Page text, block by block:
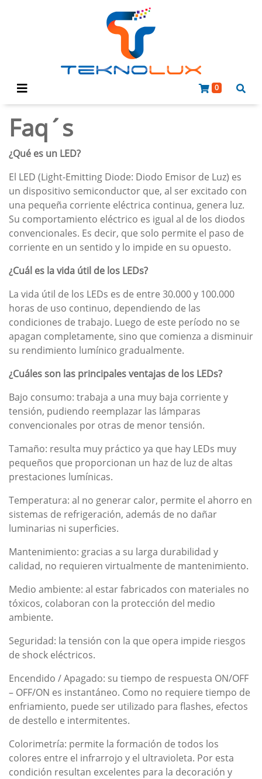
0
Faq´s
¿Qué es un LED?
El LED (Light-Emitting Diode: Diodo Emisor de Luz) es
un dispositivo semiconductor que, al ser excitado con
una pequeña corriente eléctrica continua, genera luz.
Su comportamiento eléctrico es igual al de los diodos
convencionales. Es decir, que solo permite el paso de
corriente en un sentido y lo impide en su opuesto.
¿Cuál es la vida útil de los LEDs?
La vida útil de los LEDs es de entre 30.000 y 100.000
horas de uso continuo, dependiendo de las
condiciones de trabajo. Luego de este período no se
apagan completamente, sino que comienza a disminuir
su rendimiento lumínico gradualmente.
¿Cuáles son las principales ventajas de los LEDs?
Bajo consumo: trabaja a una muy baja corriente y
tensión, pudiendo reemplazar las lámparas
convencionales por otras de menor tensión.
Tamaño: resulta muy práctico ya que hay LEDs muy
pequeños que proporcionan un haz de luz de altas
prestaciones lumínicas.
Temperatura: al no generar calor, permite el ahorro en
sistemas de refrigeración, además de no dañar
luminarias ni superficies.
Mantenimiento: gracias a su larga durabilidad y
calidad, no requieren virtualmente de mantenimiento.
Medio ambiente: al estar fabricados con materiales no
tóxicos, colaboran con la protección del medio
ambiente.
Seguridad: la tensión con la que opera impide riesgos
de shock eléctricos.
Encendido / Apagado: su tiempo de respuesta ON/OFF
– OFF/ON es instantáneo. Como no requiere tiempo de
enfriamiento, puede ser utilizado para flashes, efectos
de destello e intermitentes.
Colorimetría: permite la formación de todos los
colores entre el infrarrojo y el ultravioleta. Por esta
condición resultan excelentes para la decoración y